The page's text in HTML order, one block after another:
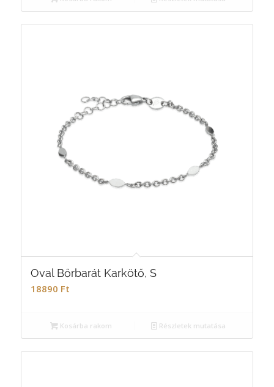
Oval Bőrbarát Karkötő, S
18890 Ft
Kosárba rakom Részletek mutatása